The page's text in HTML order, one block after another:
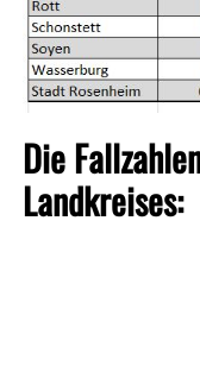
Die
Landkreises: